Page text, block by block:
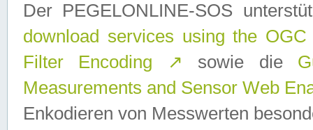
Der PEGELONLINE-SOS
download services using the
Filter Encoding
↗ sowie die
Measurements and Sensor Web
Enkodieren von Messwerten